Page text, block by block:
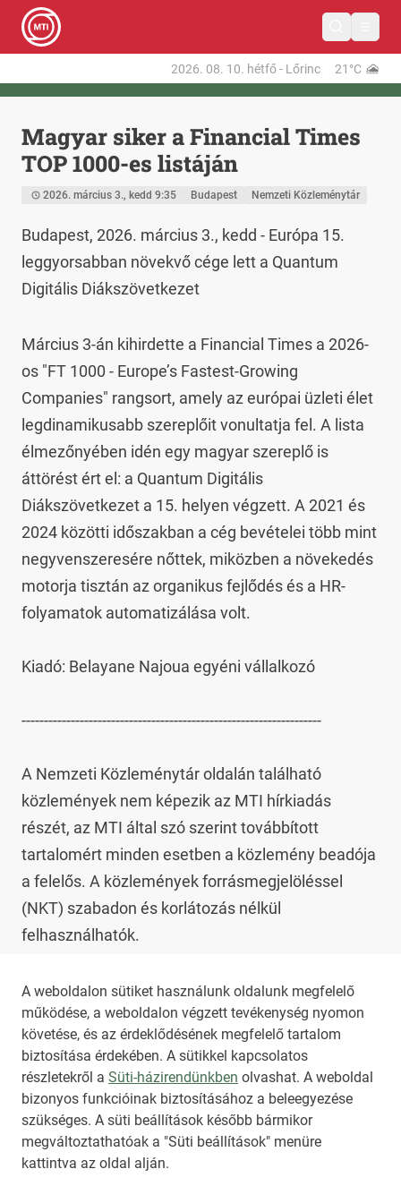
A weboldalon sütiket használunk oldalunk megfelelő
működése, a weboldalon végzett tevékenység nyomon
követése, és az érdeklődésének megfelelő tartalom
biztosítása érdekében. A sütikkel kapcsolatos
részletekről a Süti-házirendünkben olvashat. A weboldal
bizonyos funkcióinak biztosításához a beleegyezése
szükséges. A süti beállítások később bármikor
megváltoztathatóak a "Süti beállítások" menüre
kattintva az oldal alján.
2026. 08. 10. hétfő- Lőrinc 21°C
Magyar siker a Financial Times
TOP 1000-es listáján
2026. március 3., kedd 9:35 Budapest Nemzeti Közleménytár
Budapest, 2026. március 3., kedd - Európa 15.
leggyorsabban növekvő cége lett a Quantum
Digitális Diákszövetkezet
Március 3-án kihirdette a Financial Times a 2026-
os "FT 1000 - Europe’s Fastest-Growing
Companies" rangsort, amely az európai üzleti élet
legdinamikusabb szereplőit vonultatja fel. A lista
élmezőnyében idén egy magyar szereplő is
áttörést ért el: a Quantum Digitális
Diákszövetkezet a 15. helyen végzett. A 2021 és
2024 közötti időszakban a cég bevételei több mint
negyvenszeresére nőttek, miközben a növekedés
motorja tisztán az organikus fejlődés és a HR-
folyamatok automatizálása volt.
Kiadó: Belayane Najoua egyéni vállalkozó
-------------------------------------------------------------------
A Nemzeti Közleménytár oldalán található
közlemények nem képezik az MTI hírkiadás
részét, az MTI által szó szerint továbbított
tartalomért minden esetben a közlemény beadója
a felelős. A közlemények forrásmegjelöléssel
(NKT) szabadon és korlátozás nélkül
felhasználhatók.
Az NKT szolgáltatással kapcsolatban további
információt az nkt@dunamsz.hu elektronikus
levelező címen kaphat.
HIRADO.HU MEDIAKLIKK.HU
M4SPORT.HU NEMZETISPORT.HU